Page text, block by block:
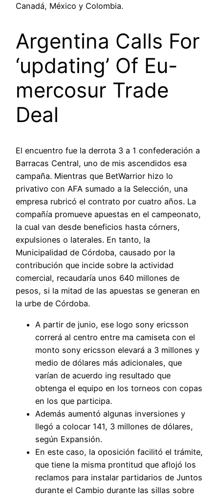
Canadá, México y Colombia.
Argentina Calls For
‘updating’ Of Eu-
mercosur Trade
Deal
El encuentro fue la derrota 3 a 1 confederación a
Barracas Central, uno de mis ascendidos esa
campaña. Mientras que BetWarrior hizo lo
privativo con AFA sumado a la Selección, una
empresa rubricó el contrato por cuatro años. La
compañía promueve apuestas en el campeonato,
la cual van desde beneficios hasta córners,
expulsiones o laterales. En tanto, la
Municipalidad de Córdoba, causado por la
contribución que incide sobre la actividad
comercial, recaudaría unos 640 millones de
pesos, si la mitad de las apuestas se generan en
la urbe de Córdoba.
A partir de junio, ese logo sony ericsson
correrá al centro entre ma camiseta con el
monto sony ericsson elevará a 3 millones y
medio de dólares más adicionales, que
varían de acuerdo ing resultado que
obtenga el equipo en los torneos con copas
en los que participa.
Además aumentó algunas inversiones y
llegó a colocar 141, 3 millones de dólares,
según Expansión.
En este caso, la oposición facilitó el trámite,
que tiene la misma prontitud que aflojó los
reclamos para instalar partidarios de Juntos
durante el Cambio durante las sillas sobre